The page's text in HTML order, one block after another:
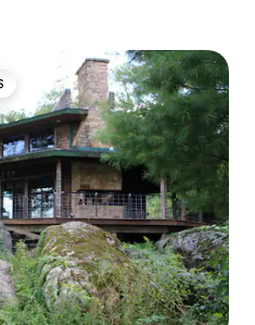
más destacados